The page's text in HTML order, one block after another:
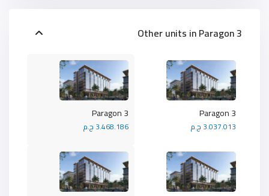
Other units inParagon 3
Paragon 3
3.468.186 ج.م
Paragon 3
3.037.013 ج.م